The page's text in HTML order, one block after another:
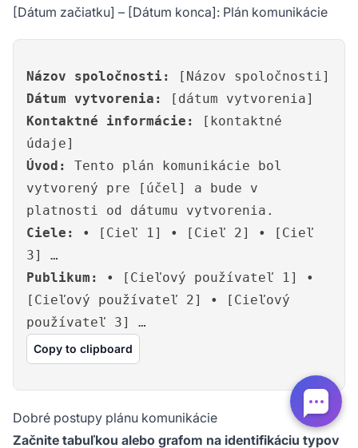
[Dátum začiatku] – [Dátum konca]: Plán komunikácie
Názov spoločnosti:
[Názov spoločnosti]
Dátum vytvorenia:
[dátum vytvorenia]
Kontaktné informácie:
[kontaktné
údaje]
Úvod:
Tento plán komunikácie bol
vytvorený pre [účel] a bude v
platnosti od dátumu vytvorenia.
Ciele:
• [Cieľ 1] • [Cieľ 2] • [Cieľ
3] …
Publikum:
• [Cieľový používateľ 1] •
[Cieľový používateľ 2] • [Cieľový
používateľ 3] …
Copy to clipboard
Dobré postupy plánu komunikácie
Začnite tabuľkou alebo grafom na identifikáciu typov